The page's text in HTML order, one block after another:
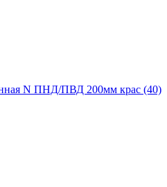
N ПНД/ПВД 200мм крас (40)